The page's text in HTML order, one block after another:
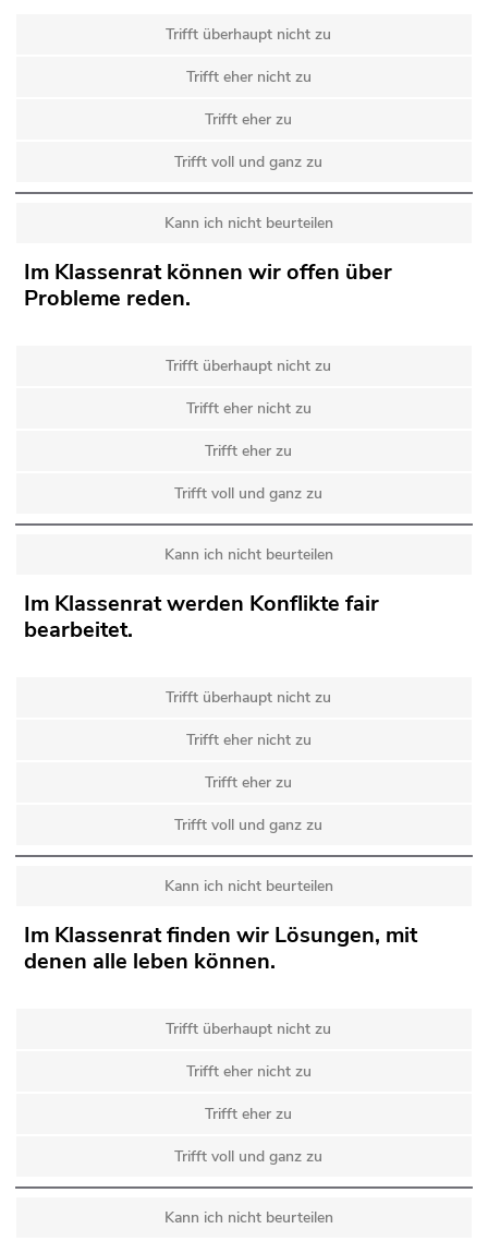
Trifft überhaupt nicht zu
Trifft eher nicht zu
Trifft eher zu
Trifft voll und ganz zu
Kann ich nicht beurteilen
Im Klassenrat können wir offen über
Probleme reden.
Trifft überhaupt nicht zu
Trifft eher nicht zu
Trifft eher zu
Trifft voll und ganz zu
Kann ich nicht beurteilen
Im Klassenrat werden Konflikte fair
bearbeitet.
Trifft überhaupt nicht zu
Trifft eher nicht zu
Trifft eher zu
Trifft voll und ganz zu
Kann ich nicht beurteilen
Im Klassenrat finden wir Lösungen, mit
denen alle leben können.
Trifft überhaupt nicht zu
Trifft eher nicht zu
Trifft eher zu
Trifft voll und ganz zu
Kann ich nicht beurteilen